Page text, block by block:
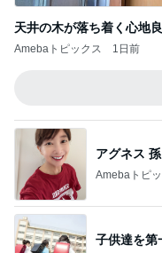
Amebaトピ
株主優待の
Amebaトピ
思ったより